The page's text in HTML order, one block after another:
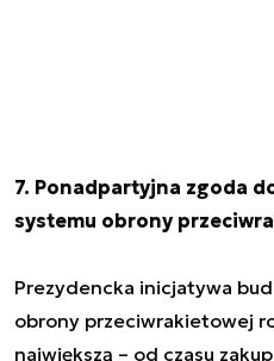
7. Ponadpartyjna zgoda
systemu obrony
Prezydencka inicjatywa
obrony przeciwrakietowej
największą – od czasu